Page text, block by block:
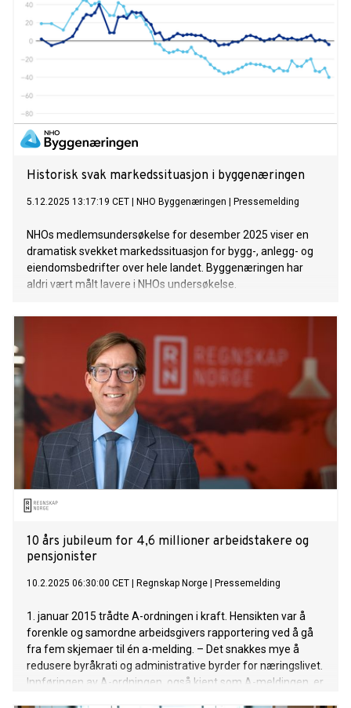
Historisk svak markedssituasjon i byggenæringen
5.12.2025 13:17:19 CET NHO Byggenæringen Pressemelding
NHOs medlemsundersøkelse for desember 2025 viser en
dramatisk svekket markedssituasjon for bygg-, anlegg- og
eiendomsbedrifter over hele landet. Byggenæringen har
aldri vært målt lavere i NHOs undersøkelse.
10 års jubileum for 4,6 millioner arbeidstakere og
pensjonister
10.2.2025 06:30:00 CET Regnskap Norge Pressemelding
1. januar 2015 trådte A-ordningen i kraft. Hensikten var å
forenkle og samordne arbeidsgivers rapportering ved å gå
fra fem skjemaer til én a-melding. – Det snakkes mye å
redusere byråkrati og administrative byrder for næringslivet.
Innføringen av A-ordningen, også kjent som A-meldingen, er